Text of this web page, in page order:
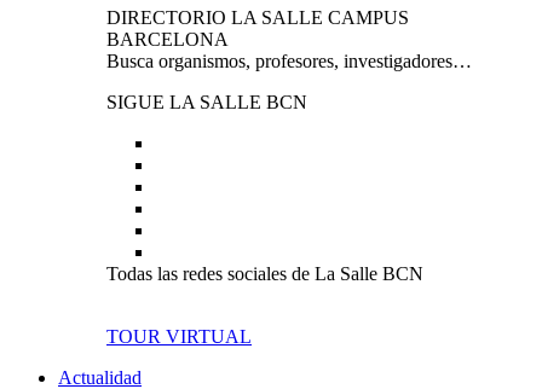
DIRECTORIO LA SALLE CAMPUS
BARCELONA
Busca organismos, profesores, investigadores…
SIGUE LA SALLE BCN
Todas las redes sociales de La Salle BCN
TOUR VIRTUAL
Actualidad